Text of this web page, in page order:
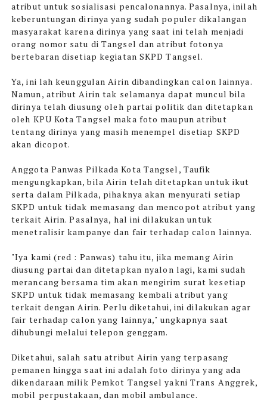
atribut untuk sosialisasi pencalonannya. Pasalnya, inilah
keberuntungan dirinya yang sudah populer dikalangan
masyarakat karena dirinya yang saat ini telah menjadi
orang nomor satu di Tangsel dan atribut fotonya
bertebaran disetiap kegiatan SKPD Tangsel.
Ya, ini lah keunggulan Airin dibandingkan calon lainnya.
Namun, atribut Airin tak selamanya dapat muncul bila
dirinya telah diusung oleh partai politik dan ditetapkan
oleh KPU Kota Tangsel maka foto maupun atribut
tentang dirinya yang masih menempel disetiap SKPD
akan dicopot.
Anggota Panwas Pilkada Kota Tangsel, Taufik
mengungkapkan, bila Airin telah ditetapkan untuk ikut
serta dalam Pilkada, pihaknya akan menyurati setiap
SKPD untuk tidak memasang dan mencopot atribut yang
terkait Airin. Pasalnya, hal ini dilakukan untuk
menetralisir kampanye dan fair terhadap calon lainnya.
"Iya kami (red : Panwas) tahu itu, jika memang Airin
diusung partai dan ditetapkan nyalon lagi, kami sudah
merancang bersama tim akan mengirim surat kesetiap
SKPD untuk tidak memasang kembali atribut yang
terkait dengan Airin. Perlu diketahui, ini dilakukan agar
fair terhadap calon yang lainnya," ungkapnya saat
dihubungi melalui telepon genggam.
Diketahui, salah satu atribut Airin yang terpasang
pemanen hingga saat ini adalah foto dirinya yang ada
dikendaraan milik Pemkot Tangsel yakni Trans Anggrek,
mobil perpustakaan, dan mobil ambulance.